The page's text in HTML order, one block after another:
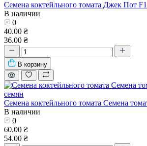
Семена коктейльного томата Джек Пот
В наличии
0
40.00 ₴
36.00 ₴
В корзину
Семена коктейльного томата Семена
В наличии
0
60.00 ₴
54.00 ₴